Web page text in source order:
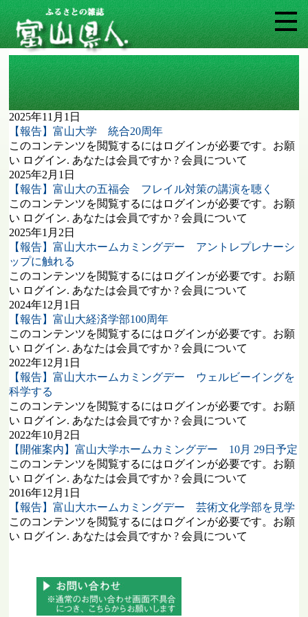
タグ: 富山大学
2025年11月1日
【報告】富山大学 統合20周年
このコンテンツを閲覧するにはログインが必要です。お願
い ログイン. あなたは会員ですか ? 会員について
2025年2月1日
【報告】富山大の五福会 フレイル対策の講演を聴く
このコンテンツを閲覧するにはログインが必要です。お願
い ログイン. あなたは会員ですか ? 会員について
2025年1月2日
【報告】富山大ホームカミングデー アントレプレナーシ
ップに触れる
このコンテンツを閲覧するにはログインが必要です。お願
い ログイン. あなたは会員ですか ? 会員について
2024年12月1日
【報告】富山大経済学部100周年
このコンテンツを閲覧するにはログインが必要です。お願
い ログイン. あなたは会員ですか ? 会員について
2022年12月1日
【報告】富山大ホームカミングデー ウェルビーイングを
科学する
このコンテンツを閲覧するにはログインが必要です。お願
い ログイン. あなたは会員ですか ? 会員について
2022年10月2日
【開催案内】富山大学ホームカミングデー 10月 29日予定
このコンテンツを閲覧するにはログインが必要です。お願
い ログイン. あなたは会員ですか ? 会員について
2016年12月1日
【報告】富山大ホームカミングデー 芸術文化学部を見学
このコンテンツを閲覧するにはログインが必要です。お願
い ログイン. あなたは会員ですか ? 会員について